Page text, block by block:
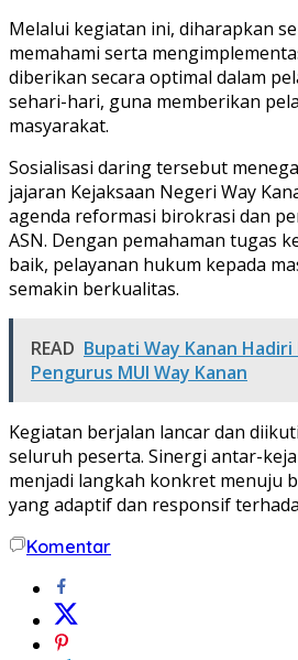
Melalui kegiatan ini, diharapkan
memahami serta
diberikan secara optimal dalam
sehari-hari, guna memberikan
masyarakat.
Sosialisasi daring tersebut
jajaran Kejaksaan Negeri Way
agenda reformasi birokrasi dan
ASN. Dengan pemahaman tugas
baik, pelayanan hukum kepada
semakin berkualitas.
READ Bupati Way Kanan
Pengurus MUI Way Kanan
Kegiatan berjalan lancar dan
seluruh peserta. Sinergi antar-
menjadi langkah konkret menuju
yang adaptif dan responsif
Komentar